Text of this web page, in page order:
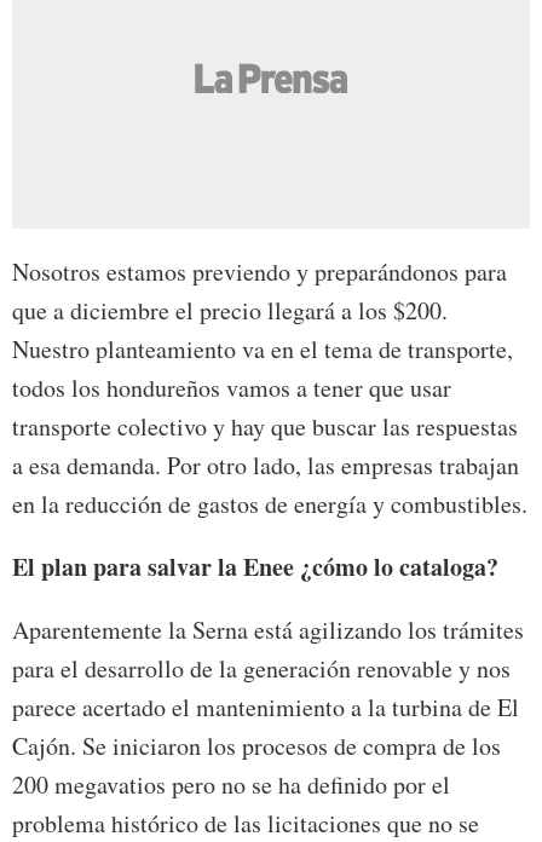
Nosotros estamos previendo y preparándonos para
que a diciembre el precio llegará a los $200.
Nuestro planteamiento va en el tema de transporte,
todos los hondureños vamos a tener que usar
transporte colectivo y hay que buscar las respuestas
a esa demanda. Por otro lado, las empresas trabajan
en la reducción de gastos de energía y combustibles.
El plan para salvar la Enee ¿cómo lo cataloga?
Aparentemente la Serna está agilizando los trámites
para el desarrollo de la generación renovable y nos
parece acertado el mantenimiento a la turbina de El
Cajón. Se iniciaron los procesos de compra de los
200 megavatios pero no se ha definido por el
problema histórico de las licitaciones que no se